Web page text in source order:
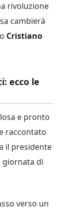
rivoluzione
cambierà
Cristiano
ecco le
e pronto
raccontato
il presidente
giornata di
verso un